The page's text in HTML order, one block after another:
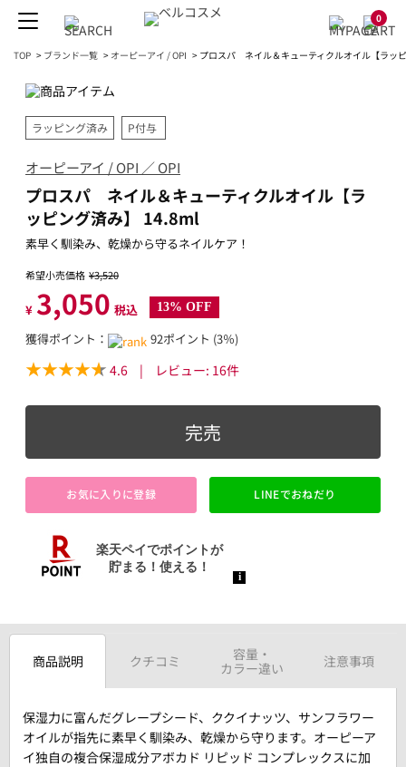
0
TOP > ブランド一覧 > オーピーアイ / OPI > プロスパ ネイル＆キューティクルオイル【ラッ
ラッピング済み P付与
オーピーアイ / OPI ／ OPI
プロスパ ネイル＆キューティクルオイル【ラ
ッピング済み】 14.8ml
素早く馴染み、乾燥から守るネイルケア！
希望小売価格 ¥3,520
¥ 3,050 税込 13% OFF
獲得ポイント： 92ポイント (3％)
4.6 | レビュー: 16件
完売
お気に入りに登録 LINEでおねだり
商品説明 クチコミ
容量・
カラー違い
注意事項
保湿力に富んだグレープシード、ククイナッツ、サンフラワー
オイルが指先に素早く馴染み、乾燥から守ります。オーピーア
イ独自の複合保湿成分アボカド リピッド コンプレックスに加